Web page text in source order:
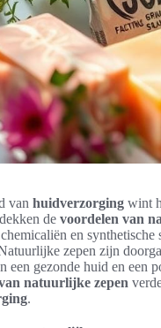
van huidverzorging wint
de voordelen van
en
zepen zijn
een gezonde huid en een
natuurlijke zepen
.